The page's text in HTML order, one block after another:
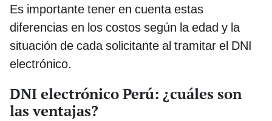
Es importante tener en cuenta estas
diferencias en los costos según la edad y la
situación de cada solicitante al tramitar el DNI
electrónico.
DNI electrónico Perú: ¿cuáles son
las ventajas?